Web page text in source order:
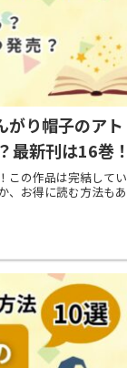
がり帽子のアト
最新刊は16巻！
この作品は完結してい
、お得に読む方法もあ